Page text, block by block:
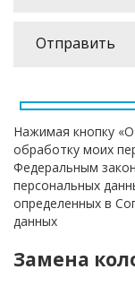
Нажимая кнопку
обработку моих
Федеральным
персональных
определенных в
данных
Замена